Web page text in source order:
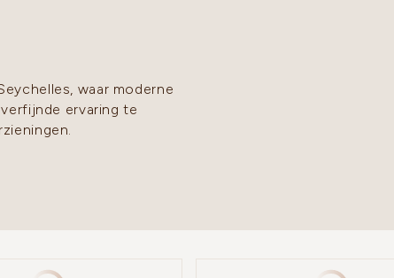
waar moderne
ervaring te
Vertrekluchthaven